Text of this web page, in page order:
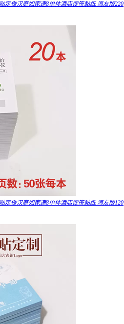
定做汉庭如家速8单体酒店便签黏纸 海友版220
定做汉庭如家速8单体酒店便签黏纸 海友版120